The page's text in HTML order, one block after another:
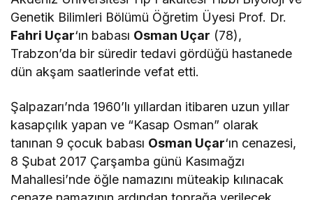
Genetik Bilimleri Bölümü Öğretim Üyesi Prof. Dr.
Fahri Uçar‘ın babası Osman Uçar (78),
Trabzon’da bir süredir tedavi gördüğü hastanede
dün akşam saatlerinde vefat etti.
Şalpazarı’nda 1960’lı yıllardan itibaren uzun yıllar
kasapçılık yapan ve “Kasap Osman” olarak
tanınan 9 çocuk babası Osman Uçar‘ın cenazesi,
8 Şubat 2017 Çarşamba günü Kasımağzı
Mahallesi’nde öğle namazını müteakip kılınacak